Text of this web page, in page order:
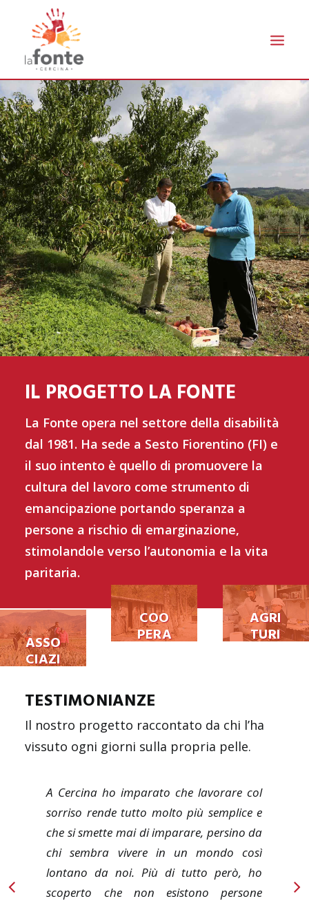
L’ASSOCIAZIONE
COOPERATIVA AGRICOLA
AGRITURISMO CASA LA VALLE
PROGETTI
COME AIUTARCI
IL PROGETTO LA FONTE
La Fonte opera nel settore della disabilità
dal 1981. Ha sede a Sesto Fiorentino (FI) e
il suo intento è quello di promuovere la
cultura del lavoro come strumento di
emancipazione portando speranza a
persone a rischio di emarginazione,
stimolandole verso l’autonomia e la vita
paritaria.
ASSO
CIAZI
VOL
ONT
ARIA
TO
COO
PERA
AGRI
TURI
E
TESTIMONIANZE
Il nostro progetto raccontato da chi l’ha
vissuto ogni giorni sulla propria pelle.
A Cercina ho imparato che lavorare col
sorriso rende tutto molto più semplice e
che si smette mai di imparare, persino da
chi sembra vivere in un mondo così
lontano da noi. Più di tutto però, ho
scoperto che non esistono persone